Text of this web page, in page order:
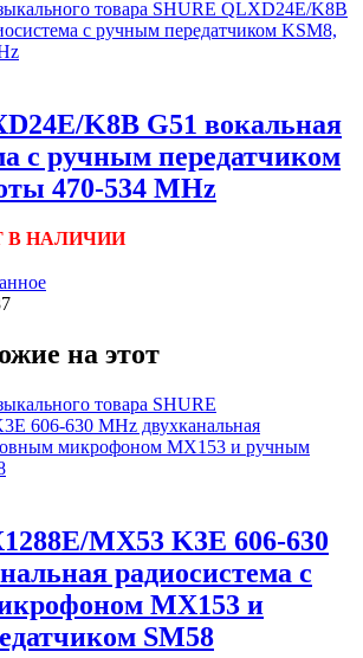
K8B G51 вокальная
с ручным передатчиком
470-534 MHz
В НАЛИЧИИ
на этот
MX53 K3E 606-630
радиосистема с
MX153 и
SM58